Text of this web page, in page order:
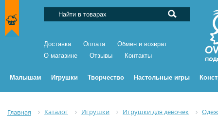
Доставка Оплата
Обмен и возврат
О магазине
Отзывы Контакты
Малышам Игрушки Творчество Настольные игры
Главная Каталог Игрушки Игрушки для девочек